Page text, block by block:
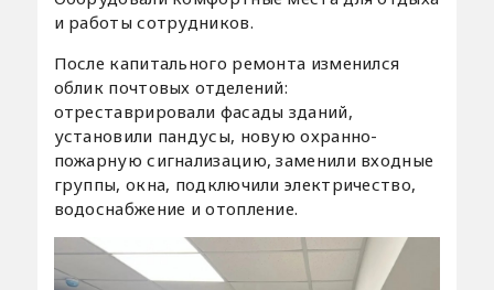
и работы сотрудников.
После капитального ремонта изменился
облик почтовых отделений:
отреставрировали фасады зданий,
установили пандусы, новую охранно-
пожарную сигнализацию, заменили входные
группы, окна, подключили электричество,
водоснабжение и отопление.